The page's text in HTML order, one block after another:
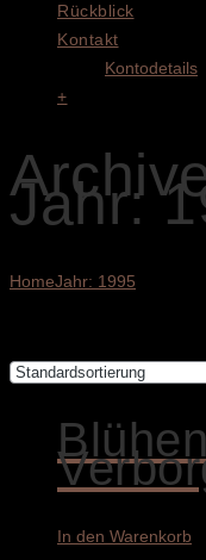
Rückblick
Kontakt
Kontodetails
+
Jahr:
HomeJahr: 1995
In den Warenkorb